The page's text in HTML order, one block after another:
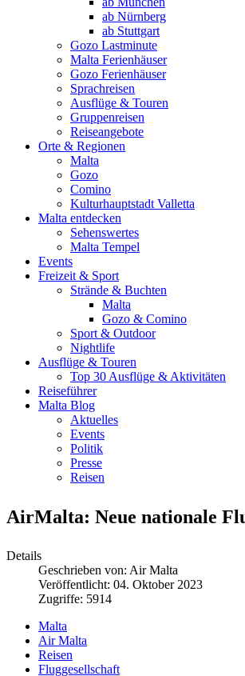
ab Nürnberg
ab Stuttgart
Gozo Lastminute
Malta Ferienhäuser
Gozo Ferienhäuser
Sprachreisen
Ausflüge & Touren
Gruppenreisen
Reiseangebote
Orte & Regionen
Malta
Gozo
Comino
Kulturhauptstadt Valletta
Malta entdecken
Sehenswertes
Malta Tempel
Events
Freizeit & Sport
Strände & Buchten
Malta
Gozo & Comino
Sport & Outdoor
Nightlife
Ausflüge & Touren
Top 30 Ausflüge & Aktivitäten
Reiseführer
Malta Blog
Aktuelles
Events
Politik
Presse
Reisen
AirMalta: Neue nationale
Details
Geschrieben von: Air Malta
Veröffentlicht: 04. Oktober 2023
Zugriffe: 5914
Malta
Air Malta
Reisen
Fluggesellschaft